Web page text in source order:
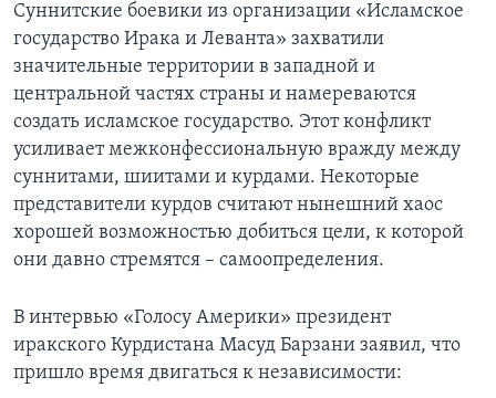
Суннитские боевики из организации «Исламское
государство Ирака и Леванта» захватили
значительные территории в западной и
центральной частях страны и намереваются
создать исламское государство. Этот конфликт
усиливает межконфессиональную вражду между
суннитами, шиитами и курдами. Некоторые
представители курдов считают нынешний хаос
хорошей возможностью добиться цели, к которой
они давно стремятся – самоопределения.
В интервью «Голосу Америки» президент
иракского Курдистана Масуд Барзани заявил, что
пришло время двигаться к независимости: